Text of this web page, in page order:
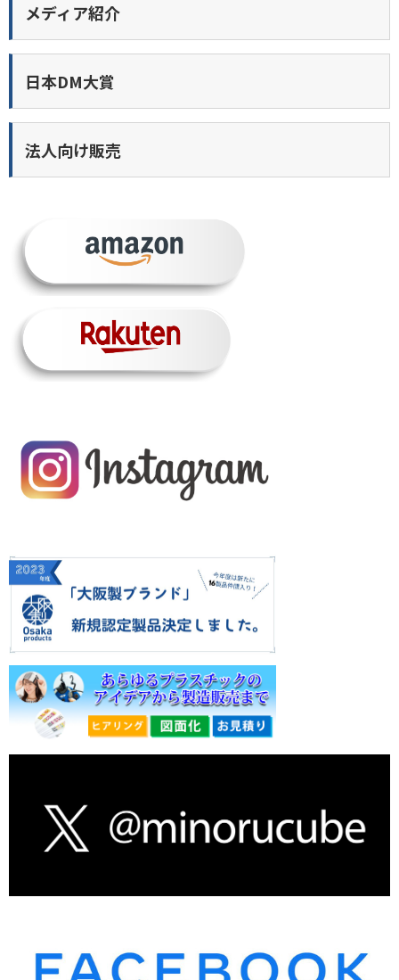
メディア紹介
日本DM大賞
法人向け販売